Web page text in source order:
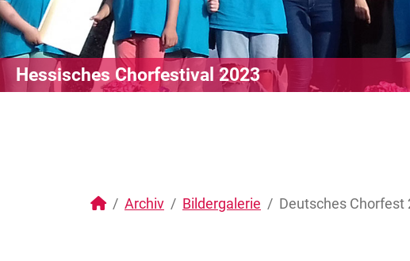
Hessisches Chorfestival 2023
Archiv Bildergalerie Deutsches